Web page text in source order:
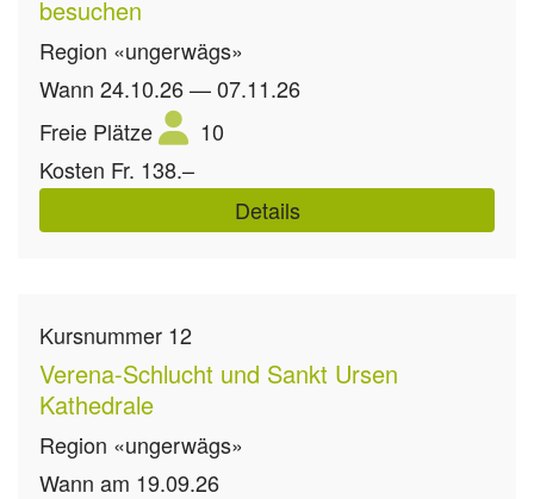
besuchen
Region «ungerwägs»
Wann 24.10.26 — 07.11.26
Freie Plätze
10
Kosten Fr. 138.–
Details
Kursnummer 12
Verena-Schlucht und Sankt Ursen
Kathedrale
Region «ungerwägs»
Wann am 19.09.26